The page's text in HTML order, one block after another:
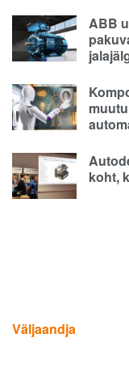
ABB
koht,
Väljaandja